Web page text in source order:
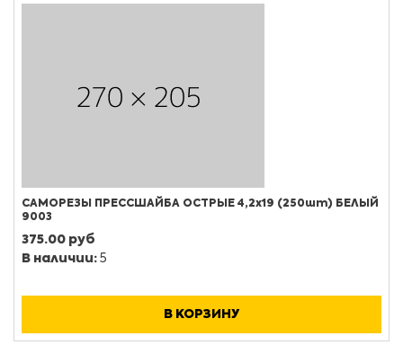
САМОРЕЗЫ ПРЕССШАЙБА ОСТРЫЕ 4,2х19 (250шт) БЕЛЫЙ
9003
375.00 руб
В наличии: 5
В КОРЗИНУ